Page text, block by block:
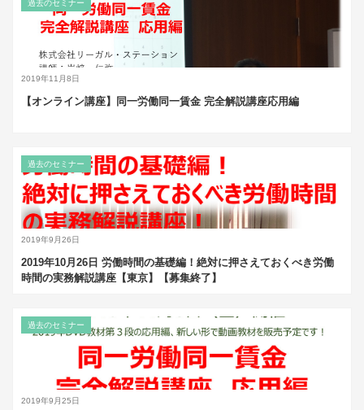
2019年11月8日
過去のセミナー
【オンライン講座】同一労働同一賃金 完全解説講座応用編
2019年9月26日
過去のセミナー
2019年10月26日 労働時間の基礎編！絶対に押さえておくべき労働
時間の実務解説講座【東京】【募集終了】
2019年9月25日
過去のセミナー